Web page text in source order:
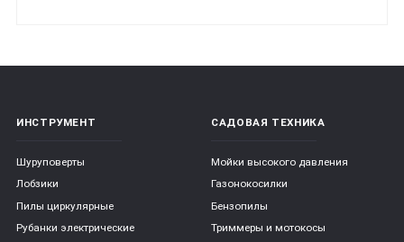
ИНСТРУМЕНТ
Шуруповерты
Лобзики
Пилы циркулярные
Рубанки электрические
САДОВАЯ ТЕХНИКА
Мойки высокого давления
Газонокосилки
Бензопилы
Триммеры и мотокосы